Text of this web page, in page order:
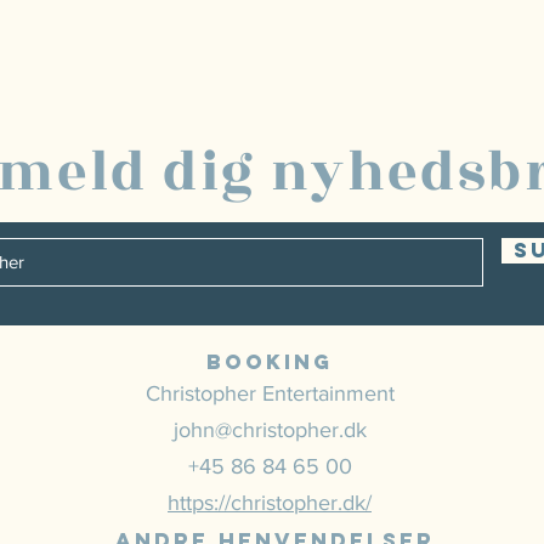
dig
Booking
Christopher Entertainment
john@christopher.dk
+45 86 84 65 00
https://christopher.dk/